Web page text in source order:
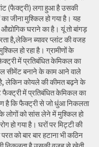
(फैक्ट्री) लगा हुआ है उसकी
जीना मुश्किल हो गया है। यह
घराने का है। यूं तो बांगड़
है,लेकिन ब्यावर प्लांट की वजह
हो रहा है। ग्रामीणों के
में प्रतिबंधित केमिकल का
सीमेंट बनाने के काम आने वाले
है, लेकिन कोयले की कीमत बढ़ने के
में प्रतिबंधित केमिकल का
है कि फैक्ट्री से जो धुंआ निकलता
को सांस लेने में मुश्किल हो
हो गया है। घरों पर मिट्टी की
को बार बार हटाना भी कठिन